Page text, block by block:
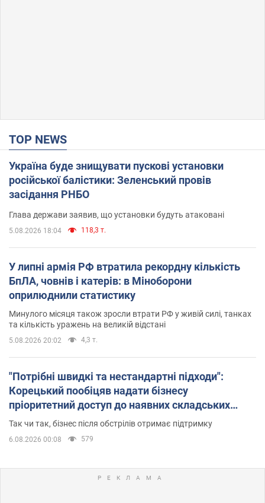
TOP NEWS
Україна буде знищувати пускові установки
російської балістики: Зеленський провів
засідання РНБО
Глава держави заявив, що установки будуть атаковані
5.08.2026 18:04 118,3 т.
У липні армія РФ втратила рекордну кількість
БпЛА, човнів і катерів: в Міноборони
оприлюднили статистику
Минулого місяця також зросли втрати РФ у живій силі, танках
та кількість уражень на великій відстані
5.08.2026 20:02 4,3 т.
"Потрібні швидкі та нестандартні підходи":
Корецький пообіцяв надати бізнесу
пріоритетний доступ до наявних складських
приміщень
Так чи так, бізнес після обстрілів отримає підтримку
6.08.2026 00:08 579